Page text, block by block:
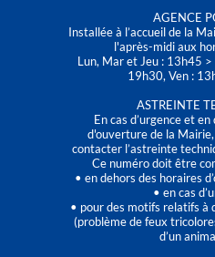
AGENCE
Installée à l’accueil de la
l'après-midi aux
Lun, Mar et Jeu : 13h45
19h30, Ven :
ASTREINTE
En cas d’urgence et
d'ouverture de la
contacter l’astreinte
Ce numéro doit être
• en dehors des horaires
• en cas
• pour des motifs relatifs à
(problème de feux
d’un